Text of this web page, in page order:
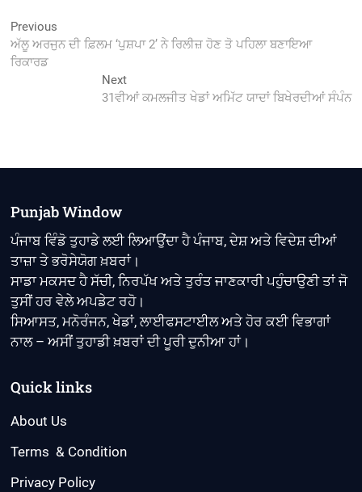
Post
navigation
Previous
post:
ਅੱਲੂ ਅਰਜੁਨ ਦੀ ਫ਼ਿਲਮ ‘ਪੁਸ਼ਪਾ 2’ ਨੇ ਰਿਲੀਜ਼ ਹੋਣ ਤੋ ਪਹਿਲਾ ਬਣਾਇਆ
ਰਿਕਾਰਡ
NextNext
post:
31ਵੀਆਂ ਕਮਲਜੀਤ ਖੇਡਾਂ ਅਮਿੱਟ ਯਾਦਾਂ ਬਿਖੇਰਦੀਆਂ ਸੰਪੰਨ
Punjab Window
ਪੰਜਾਬ ਵਿੰਡੋ ਤੁਹਾਡੇ ਲਈ ਲਿਆਉਂਦਾ ਹੈ ਪੰਜਾਬ, ਦੇਸ਼ ਅਤੇ ਵਿਦੇਸ਼ ਦੀਆਂ
ਤਾਜ਼ਾ ਤੇ ਭਰੋਸੇਯੋਗ ਖ਼ਬਰਾਂ।
ਸਾਡਾ ਮਕਸਦ ਹੈ ਸੱਚੀ, ਨਿਰਪੱਖ ਅਤੇ ਤੁਰੰਤ ਜਾਣਕਾਰੀ ਪਹੁੰਚਾਉਣੀ ਤਾਂ ਜੋ
ਤੁਸੀਂ ਹਰ ਵੇਲੇ ਅਪਡੇਟ ਰਹੋ।
ਸਿਆਸਤ, ਮਨੋਰੰਜਨ, ਖੇਡਾਂ, ਲਾਈਫਸਟਾਈਲ ਅਤੇ ਹੋਰ ਕਈ ਵਿਭਾਗਾਂ
ਨਾਲ – ਅਸੀਂ ਤੁਹਾਡੀ ਖ਼ਬਰਾਂ ਦੀ ਪੂਰੀ ਦੁਨੀਆ ਹਾਂ।
Quick links
About Us
Terms & Condition
Privacy Policy